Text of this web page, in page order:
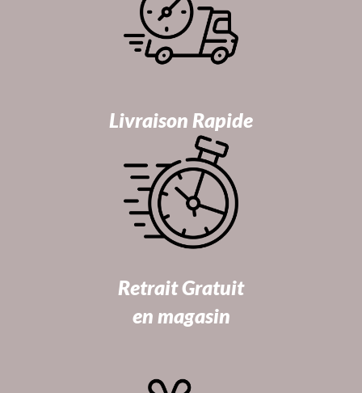
Livraison Rapide
Retrait Gratuit
en magasin